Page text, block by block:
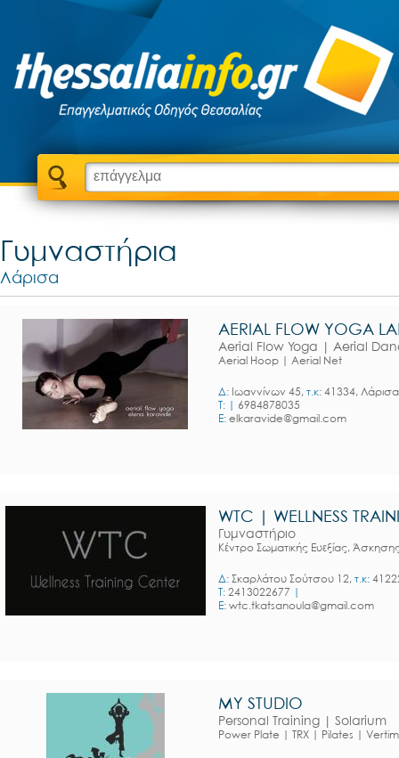
Γυμναστήρια
Λάρισα
AERIAL FLOW YOGA
Aerial Flow Yoga | Aerial
Aerial Hoop | Aerial Net
Δ: Ιωαννίνων 45, τ.κ: 41334, Λάρισα
T: | 6984878035
E: elkaravide@gmail.com
WTC | WELLNESS
Γυμναστήριο
Κέντρο Σωματικής Ευεξίας,
Δ: Σκαρλάτου Σούτσου 12, τ.κ:
T: 2413022677 |
E: wtc.tkatsanoula@gmail.com
MY STUDIO
Personal Training | Solarium
Power Plate | TRX | Pilates |